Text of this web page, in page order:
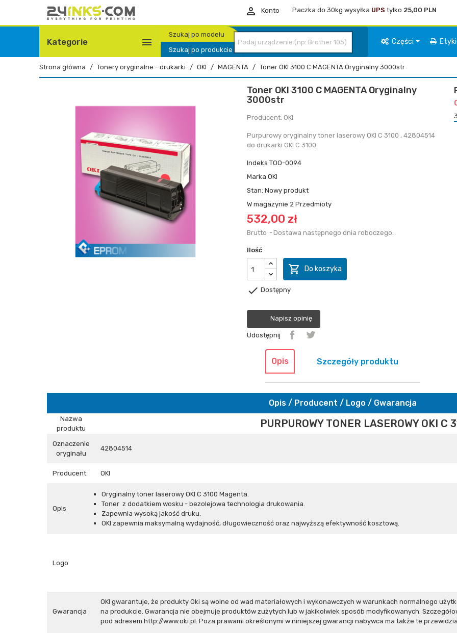
 Konto Paczka do 30kg wysyłka UPS tylko 25,00 PLN
Kategorie 
Szukaj po modelu
Szukaj po produkcie
Części
Strona główna Tonery oryginalne - drukarki OKI MAGENTA Toner OKI 3100 C MAGENTA Oryginalny 3000str
Toner OKI 3100 C MAGENTA Oryginalny
3000str
Producent: OKI
Purpurowy oryginalny toner laserowy OKI C 3100 , 42804514
do drukarki OKI C 3100.
Indeks TOO-0094
Marka OKI
Stan: Nowy produkt
W magazynie 2 Przedmioty
532,00 zł
Brutto Dostawa następnego dnia roboczego.
Ilość
 Do koszyka
 Dostępny
Napisz opinię
Udostępnij
Opis Szczegóły produktu
Opis / Producent / Logo / Gwarancja
Nazwa
produktu
PURPUROWY TONER LASEROWY OKI C
Oznaczenie
oryginału
42804514
Producent OKI
Opis
Oryginalny toner laserowy OKI C 3100 Magenta.
Toner z dodatkiem wosku - bezolejowa technologia drukowania.
Zapewnia wysoką jakość druku.
OKI zapewnia maksymalną wydajność, długowieczność oraz najwyższą efektywność kosztową.
Logo
Gwarancja
OKI gwarantuje, że produkty Oki są wolne od wad materiałowych i wykonawczych w warunkach normalnego
na produkcie. Gwarancja nie obejmuje produktów zużytych lub w jakikolwiek sposób modyfikowanych.
pod adresem http://www.oki.pl. Poza prawami określonymi w niniejszej gwarancji nabywca ma także te